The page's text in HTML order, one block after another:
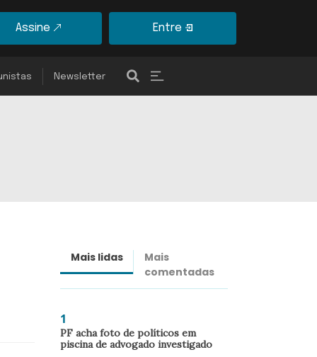
Assine Entre
Newsletter
Mais lidas
Mais
comentadas
1
PF acha foto de políticos em
piscina de advogado investigado